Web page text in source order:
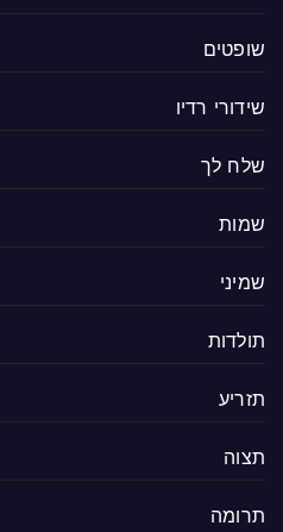
שופטים
שידורי רדיו
שלח לך
שמות
שמיני
תולדות
תזריע
תצוה
תרומה